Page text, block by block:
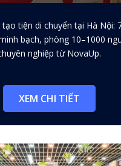
đào tạo tiện di
tiêu chí chọn
phí
tiện di chuyển tại Hà Nội:
bạch, phòng 10–1000
nghiệp từ NovaUp.
XEM CHI TIẾT